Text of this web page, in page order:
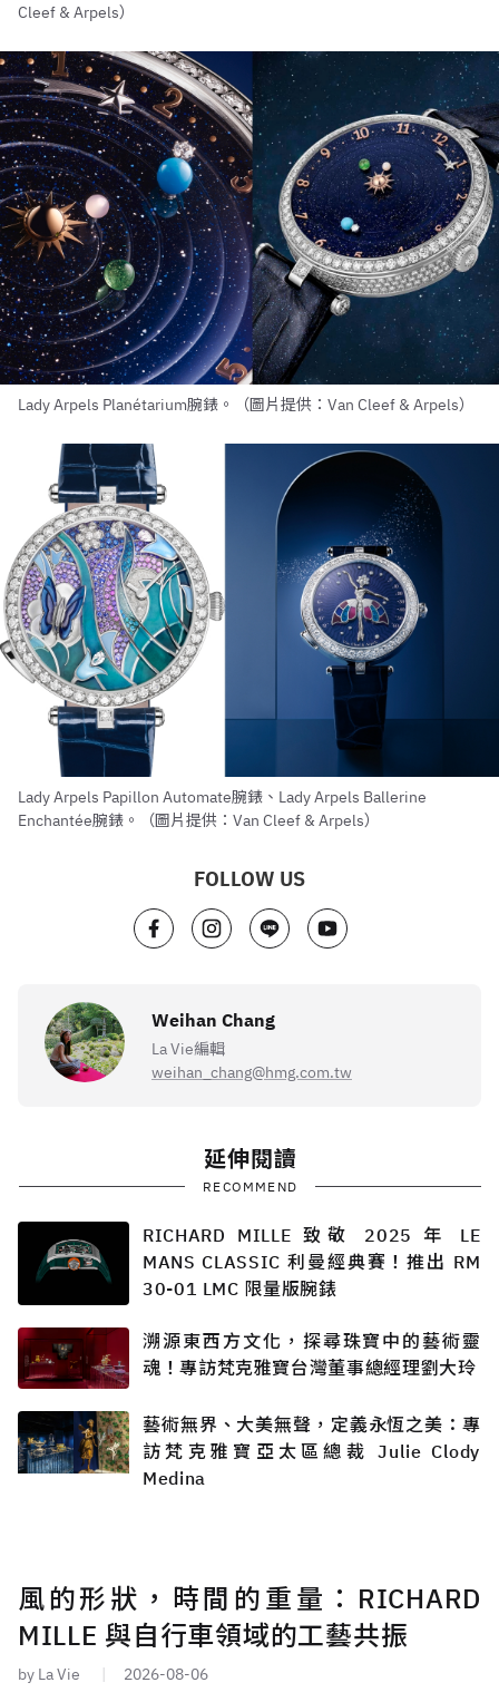
Cleef & Arpels）
Lady Arpels Planétarium腕錶。（圖片提供：Van Cleef & Arpels）
Lady Arpels Papillon Automate腕錶、Lady Arpels Ballerine
Enchantée腕錶。（圖片提供：Van Cleef & Arpels）
FOLLOW US
Weihan Chang
La Vie編輯
weihan_chang@hmg.com.tw
延伸閱讀
RECOMMEND
RICHARD MILLE 致敬 2025 年 LE
MANS CLASSIC 利曼經典賽！推出 RM
30-01 LMC 限量版腕錶
溯源東西方文化，探尋珠寶中的藝術靈
魂！專訪梵克雅寶台灣董事總經理劉大玲
藝術無界、大美無聲，定義永恆之美：專
訪梵克雅寶亞太區總裁 Julie Clody
Medina
風的形狀，時間的重量：RICHARD
MILLE 與自行車領域的工藝共振
by La Vie 2026-08-06